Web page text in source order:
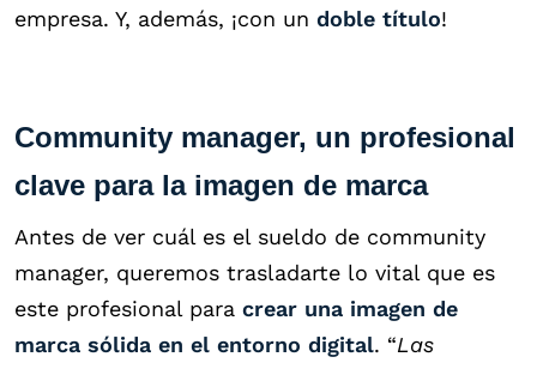
empresa. Y, además, ¡con un doble título!
Community manager, un profesional
clave para la imagen de marca
Antes de ver cuál es el sueldo de community
manager, queremos trasladarte lo vital que es
este profesional para crear una imagen de
marca sólida en el entorno digital. “Las